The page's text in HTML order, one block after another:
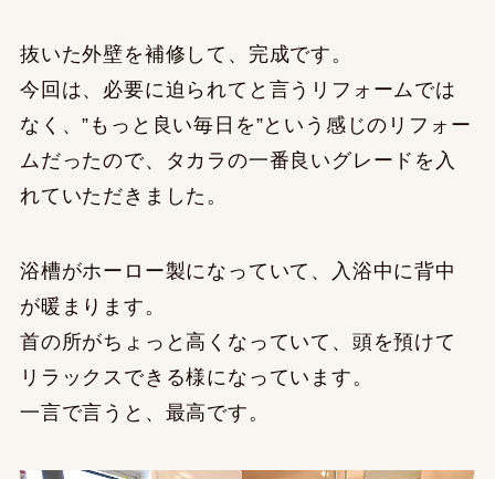
抜いた外壁を補修して、完成です。
今回は、必要に迫られてと言うリフォームでは
なく、”もっと良い毎日を”という感じのリフォー
ムだったので、タカラの一番良いグレードを入
れていただきました。
浴槽がホーロー製になっていて、入浴中に背中
が暖まります。
首の所がちょっと高くなっていて、頭を預けて
リラックスできる様になっています。
一言で言うと、最高です。